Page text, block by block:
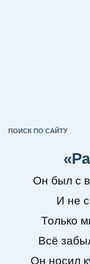
ПОИСК ПО САЙТУ
Он был с
И не
Только
Всё
Он носил